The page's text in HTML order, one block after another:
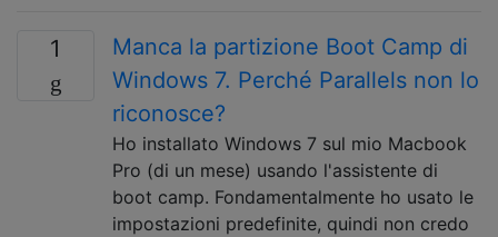
1
Manca la partizione Boot Camp di
Windows 7. Perché Parallels non lo
riconosce?
Ho installato Windows 7 sul mio Macbook
Pro (di un mese) usando l'assistente di
boot camp. Fondamentalmente ho usato le
impostazioni predefinite, quindi non credo